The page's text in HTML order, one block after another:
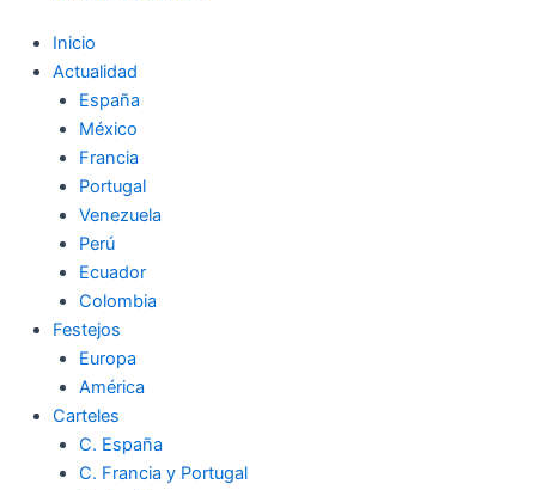
Inicio
Actualidad
España
México
Francia
Portugal
Venezuela
Perú
Ecuador
Colombia
Festejos
Europa
América
Carteles
C. España
C. Francia y Portugal